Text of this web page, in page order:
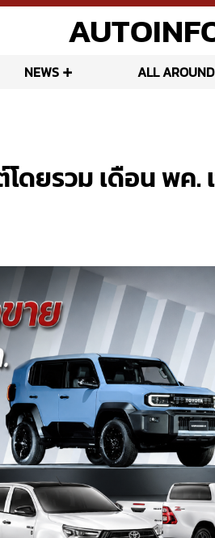
NEWS ALL AROUND
ดยรวม เดือน พค.